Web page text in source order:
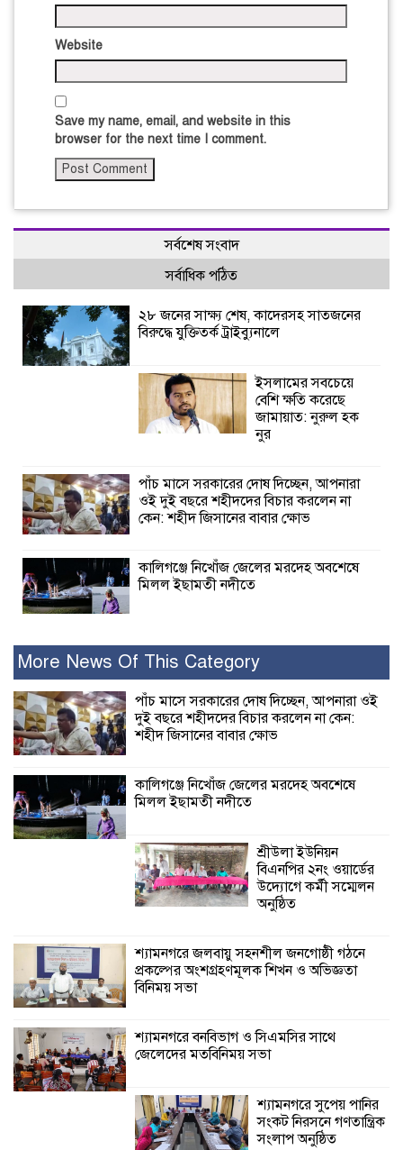
Website
Save my name, email, and website in this
browser for the next time I comment.
সর্বশেষ সংবাদ
সর্বাধিক পঠিত
২৮ জনের সাক্ষ্য শেষ, কাদেরসহ সাতজনের
বিরুদ্ধে যুক্তিতর্ক ট্রাইব্যুনালে
ইসলামের সবচেয়ে
বেশি ক্ষতি করেছে
জামায়াত: নুরুল হক
নুর
পাঁচ মাসে সরকারের দোষ দিচ্ছেন, আপনারা
ওই দুই বছরে শহীদদের বিচার করলেন না
কেন: শহীদ জিসানের বাবার ক্ষোভ
কালিগঞ্জে নিখোঁজ জেলের মরদেহ অবশেষে
মিলল ইছামতী নদীতে
উদ্যোগে কর্মী সম্মেলন
শ্যামনগরে জলবায়ু সহনশীল জনগোষ্ঠী গঠনে
শ্যামনগরে সুপেয়
পানির সংকট নিরসনে
শ্যামনগরে সামাজিকভিত্তিক পুনর্বাসন
লিডার্সের উদ্যোগে নারী
কৃষকদের বীজ সংরক্ষণ
More News Of This Category
পাঁচ মাসে সরকারের দোষ দিচ্ছেন, আপনারা ওই
দুই বছরে শহীদদের বিচার করলেন না কেন:
শহীদ জিসানের বাবার ক্ষোভ
কালিগঞ্জে নিখোঁজ জেলের মরদেহ অবশেষে
মিলল ইছামতী নদীতে
শ্রীউলা ইউনিয়ন
বিএনপির ২নং ওয়ার্ডের
উদ্যোগে কর্মী সম্মেলন
অনুষ্ঠিত
শ্যামনগরে জলবায়ু সহনশীল জনগোষ্ঠী গঠনে
প্রকল্পের অংশগ্রহণমূলক শিখন ও অভিজ্ঞতা
বিনিময় সভা
শ্যামনগরে বনবিভাগ ও সিএমসির সাথে
জেলেদের মতবিনিময় সভা
শ্যামনগরে সুপেয় পানির
সংকট নিরসনে গণতান্ত্রিক
সংলাপ অনুষ্ঠিত